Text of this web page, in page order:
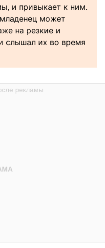
и привыкает к ним.
может
на резкие и
слышал их во время